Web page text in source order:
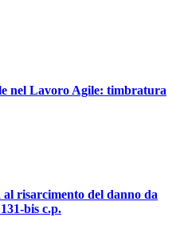
nel Lavoro Agile: timbratura
risarcimento del danno da
bis c.p.